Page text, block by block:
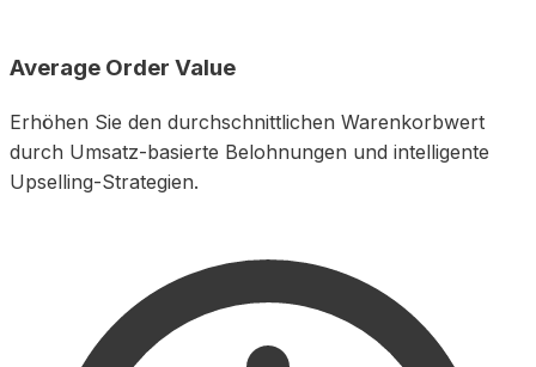
Average Order Value
Erhöhen Sie den durchschnittlichen Warenkorbwert
durch Umsatz-basierte Belohnungen und intelligente
Upselling-Strategien.